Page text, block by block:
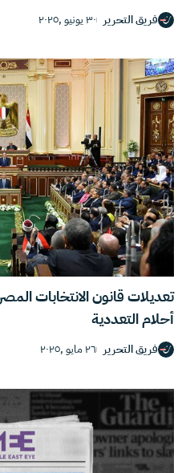
فريق التحرير ٣٠ يونيو ,٢٠٢٥
تعديلات قانون الانتخابات
أحلام التعددية
فريق التحرير ٢٦ مايو ,٢٠٢٥